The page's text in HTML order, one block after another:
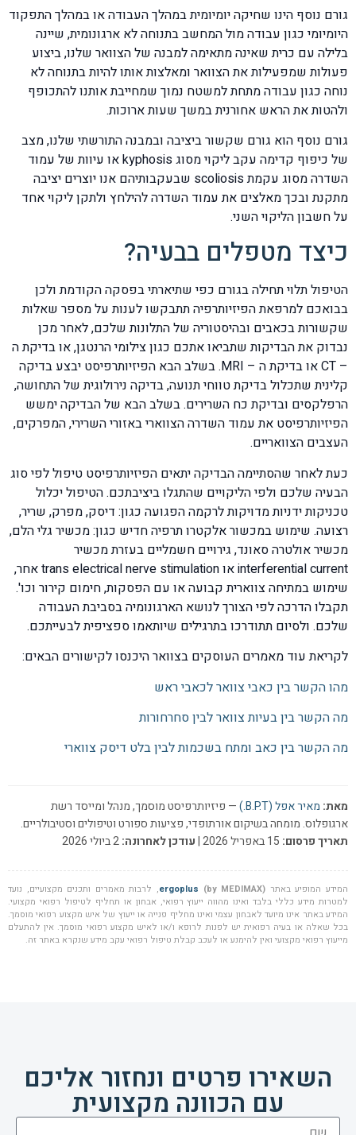
גורם נוסף הינו שחיקה יומיומית במהלך העבודה או במהלך התפקוד
היומיומי כגון עבודה מול המחשב בתנוחה לא ארגונומית, שיינה
בלילה עם כרית שאינה מתאימה למבנה של הצוואר שלנו, ביצוע
פעולות שמפעילות את הצוואר ומאלצות אותו להיות בתנוחה לא
נוחה כגון עבודה מתחת למשטח נמוך שמחייבת אותנו להתכופף
ולהטות את הראש אחורנית במשך שעות ארוכות.
גורם נוסף הוא גורם שקשור ביציבה ובמבנה התורשתי שלנו, מצב
של כיפוף קדימה עקב ליקוי מסוג kyphosis או עיוות של עמוד
השדרה מסוג עקמת scoliosis שבעקבותיהם אנו יוצרים יציבה
מתקנת ובכך מאלצים את עמוד השדרה להילחץ ולתקן ליקוי אחד
על חשבון הליקוי השני.
כיצד מטפלים בבעיה?
הטיפול תלוי תחילה בגורם כפי שתיארתי בפסקה הקודמת ולכן
בבואכם למרפאת הפיזיותרפיה תתבקשו לענות על מספר שאלות
שקשורות בכאבים ובהיסטוריה של התלונות שלכם, לאחר מכן
נבדוק את הבדיקות שתביאו אתכם כגון צילומי הרנטגן, או בדיקת ה
– CT או בדיקת ה – MRI. בשלב הבא הפיזיותרפיסט יבצע בדיקה
קלינית שתכלול בדיקת טווחי תנועה, בדיקה נירולוגית של התחושה,
הרפלקסים ובדיקת כח השרירים. בשלב הבא של הבדיקה ימשש
הפיזיותרפיסט את עמוד השדרה הצווארי באזורי השרירי, המפרקים,
העצבים הצוואריים.
כעת לאחר שהסתיימה הבדיקה יתאים הפיזיותרפיסט טיפול לפי סוג
הבעיה שלכם ולפי הליקויים שהתגלו ביציבתכם. הטיפול יכלול
טכניקות ידניות מדויקות לרקמה הפגועה כגון: דיסק, מפרק, שריר,
רצועה. שימוש במכשור אלקטרו תרפיה חדיש כגון: מכשיר גלי הלם,
מכשיר אולטרה סאונד, גירויים חשמליים בעזרת מכשיר
interferential current או trans electrical nerve stimulation אחר,
שימוש במתיחה צווארית קבועה או עם הפסקות, חימום קירור וכו'.
תקבלו הדרכה לפי הצורך לנושא הארגונומיה בסביבת העבודה
שלכם. ולסיום תתודרכו בתרגילים שיותאמו ספציפית לבעייתכם.
לקריאת עוד מאמרים העוסקים בצוואר היכנסו לקישורים הבאים:
מהו הקשר בין כאבי צוואר לכאבי ראש
מה הקשר בין בעיות צוואר לבין סחרחורות
מה הקשר בין כאב ומתח בשכמות לבין בלט דיסק צווארי
מאת: מאיר אפל (B.P.T.)
— פיזיותרפיסט מוסמך, מנהל ומייסד רשת
ארגופלוס. מומחה בשיקום אורתופדי, פציעות ספורט וטיפולים וסטיבולריים.
תאריך פרסום:
עודכן לאחרונה:
המידע המופיע באתר ergoplus (by MEDIMAX)
, לרבות מאמרים ותכנים מקצועיים, נועד
למטרות מידע כללי בלבד ואינו מהווה ייעוץ רפואי, אבחון או תחליף לטיפול רפואי מקצועי.
המידע באתר אינו מיועד לאבחון עצמי ואינו מחליף פנייה או ייעוץ של איש מקצוע רפואי מוסמך.
בכל שאלה או בעיה רפואית יש לפנות לרופא ו/או לאיש מקצוע רפואי מוסמך. אין להתעלם
מייעוץ רפואי מקצועי ואין להימנע או לעכב קבלת טיפול רפואי עקב מידע שנקרא באתר זה.
השאירו פרטים ונחזור אליכם
עם הכוונה מקצועית